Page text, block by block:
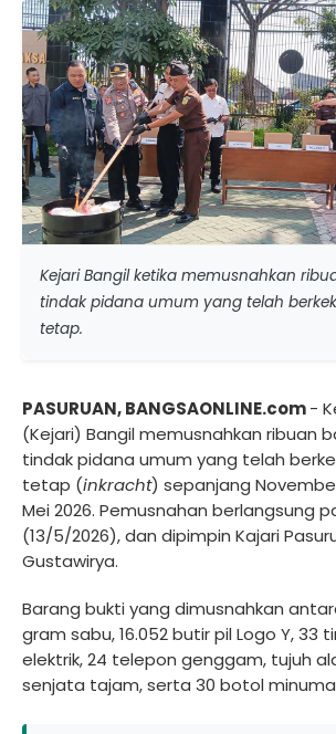
Kejari Bangil ketika memusnahkan
tindak pidana umum yang telah
tetap.
PASURUAN, BANGSAONLINE.com-
(Kejari) Bangil memusnahkan ribuan
tindak pidana umum yang telah
tetap (inkracht) sepanjang
Mei 2026. Pemusnahan berlangsung
(13/5/2026), dan dipimpin Kajari
Gustawirya.
Barang bukti yang dimusnahkan
gram sabu, 16.052 butir pil Logo Y, 33
elektrik, 24 telepon genggam, tujuh
senjata tajam, serta 30 botol